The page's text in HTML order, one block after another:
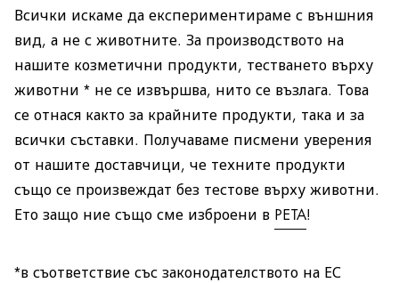
Всички искаме да експериментираме с външния
вид, а не с животните. За производството на
нашите козметични продукти, тестването върху
животни * не се извършва, нито се възлага. Това
се отнася както за крайните продукти, така и за
всички съставки. Получаваме писмени уверения
от нашите доставчици, че техните продукти
също се произвеждат без тестове върху животни.
Ето защо ние също сме изброени в PETA!
*в съответствие със законодателството на ЕС